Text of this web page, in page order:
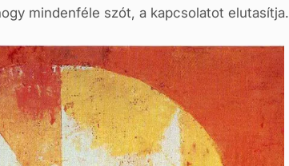
mindenféle szót, a kapcsolatot elutasítja.